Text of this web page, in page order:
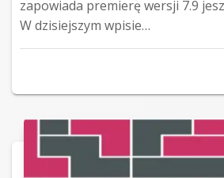
zapowiada premierę wersji 7.9
W dzisiejszym wpisie…